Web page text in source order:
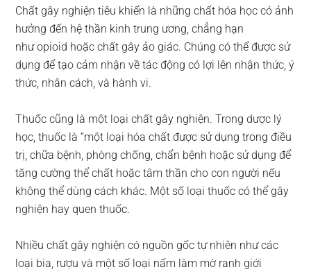
Chất gây nghiện tiêu khiển là những chất hóa học có ảnh
hưởng đến hệ thần kinh trung ương, chẳng hạn
như opioid hoặc chất gây ảo giác. Chúng có thể được sử
dụng để tạo cảm nhận về tác động có lợi lên nhận thức, ý
thức, nhân cách, và hành vi.
Thuốc cũng là một loại chất gây nghiện. Trong dược lý
học, thuốc là “một loại hóa chất được sử dụng trong điều
trị, chữa bệnh, phòng chống, chẩn bệnh hoặc sử dụng để
tăng cường thể chất hoặc tâm thần cho con người nếu
không thể dùng cách khác. Một số loại thuốc có thể gây
nghiện hay quen thuốc.
Nhiều chất gây nghiện có nguồn gốc tự nhiên như các
loại bia, rượu và một số loại nấm làm mờ ranh giới